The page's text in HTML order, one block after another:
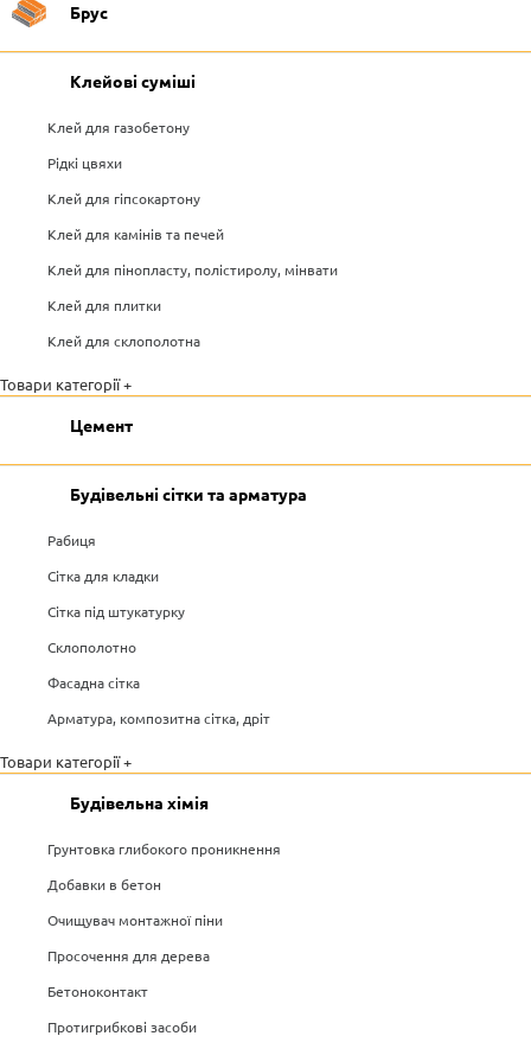
Брус
Клейові суміші
Клей для газобетону
Рідкі цвяхи
Клей для гіпсокартону
Клей для камінів та печей
Клей для пінопласту, полістиролу, мінвати
Клей для плитки
Клей для склополотна
Товари категорії +
Цемент
Будівельні сітки та арматура
Рабиця
Сітка для кладки
Сітка під штукатурку
Склополотно
Фасадна сітка
Арматура, композитна сітка, дріт
Товари категорії +
Будівельна хімія
Грунтовка глибокого проникнення
Добавки в бетон
Очищувач монтажної піни
Просочення для дерева
Бетоноконтакт
Протигрибкові засоби